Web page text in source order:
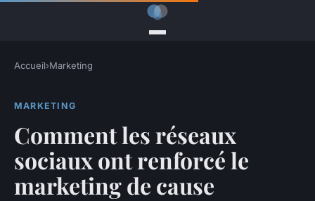
Accueil›Marketing
MARKETING
Comment les réseaux
sociaux ont renforcé le
marketing de cause